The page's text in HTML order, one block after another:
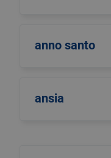
anno santo
ansia